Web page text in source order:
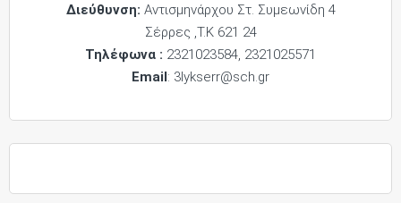
Διεύθυνση: Αντισμηνάρχου Στ. Συμεωνίδη 4
Σέρρες ,Τ.Κ 621 24
Τηλέφωνα : 2321023584, 2321025571
Email: 3lykserr@sch.gr